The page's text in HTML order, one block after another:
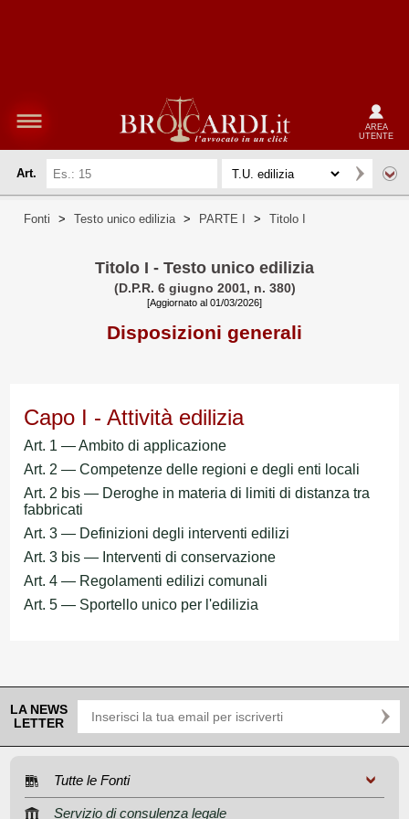
AREA
UTENTE
Art.
Fonti > Testo unico edilizia > PARTE I > Titolo I
Titolo I - Testo unico edilizia
(D.P.R. 6 giugno 2001, n. 380)
[Aggiornato al 01/03/2026]
Disposizioni generali
Capo I - Attività edilizia
Art. 1 — Ambito di applicazione
Art. 2 — Competenze delle regioni e degli enti locali
Art. 2 bis — Deroghe in materia di limiti di distanza tra
fabbricati
Art. 3 — Definizioni degli interventi edilizi
Art. 3 bis — Interventi di conservazione
Art. 4 — Regolamenti edilizi comunali
Art. 5 — Sportello unico per l'edilizia
LA NEWS
LETTER
Tutte le Fonti
Servizio di consulenza legale